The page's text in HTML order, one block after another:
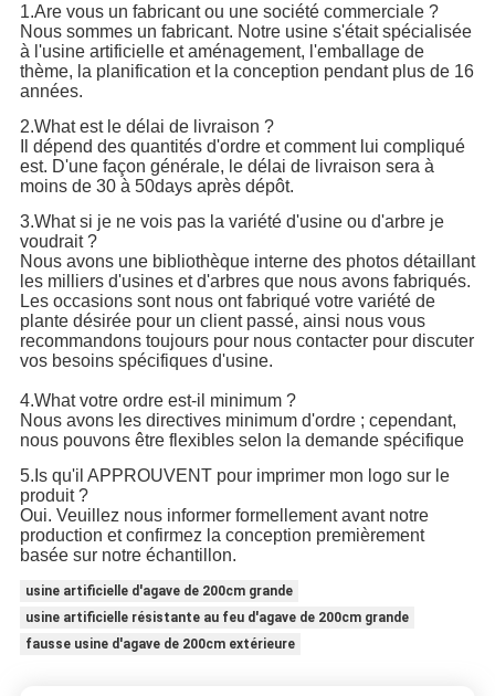
1.Are vous un fabricant ou une société commerciale ?
Nous sommes un fabricant. Notre usine s'était spécialisée
à l'usine artificielle et aménagement, l'emballage de
thème, la planification et la conception pendant plus de 16
années.
2.What est le délai de livraison ?
Il dépend des quantités d'ordre et comment lui compliqué
est. D'une façon générale, le délai de livraison sera à
moins de 30 à 50days après dépôt.
3.What si je ne vois pas la variété d'usine ou d'arbre je
voudrait ?
Nous avons une bibliothèque interne des photos détaillant
les milliers d'usines et d'arbres que nous avons fabriqués.
Les occasions sont nous ont fabriqué votre variété de
plante désirée pour un client passé, ainsi nous vous
recommandons toujours pour nous contacter pour discuter
vos besoins spécifiques d'usine.
4.What votre ordre est-il minimum ?
Nous avons les directives minimum d'ordre ; cependant,
nous pouvons être flexibles selon la demande spécifique
5.Is qu'il APPROUVENT pour imprimer mon logo sur le
produit ?
Oui. Veuillez nous informer formellement avant notre
production et confirmez la conception premièrement
basée sur notre échantillon.
usine artificielle d'agave de 200cm grande
usine artificielle résistante au feu d'agave de 200cm grande
fausse usine d'agave de 200cm extérieure